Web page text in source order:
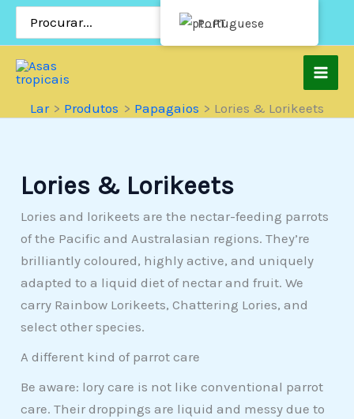
Pular
conteúdo
Lar Produtos Papagaios Lories & Lorikeets
Lories & Lorikeets
Lories and lorikeets are the nectar-feeding parrots
of the Pacific and Australasian regions. They’re
brilliantly coloured, highly active, and uniquely
adapted to a liquid diet of nectar and fruit. We
carry Rainbow Lorikeets, Chattering Lories, and
select other species.
A different kind of parrot care
Be aware: lory care is not like conventional parrot
care. Their droppings are liquid and messy due to
Portuguese